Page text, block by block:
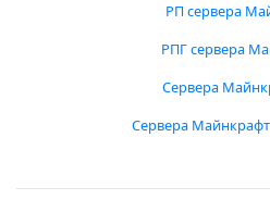
РП сервера
РПГ сервера
Сервера
Сервера